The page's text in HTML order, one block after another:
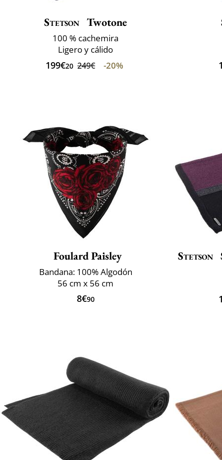
Stetson Twotone
100 % cachemira
Ligero y cálido
199€20 249€ -20%
Foulard Paisley
Bandana: 100% Algodón
56 cm x 56 cm
8€90
Stetson